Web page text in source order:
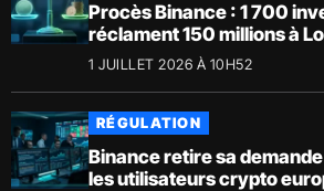
Procès Binance : 1 700
réclament 150 millions à
1 JUILLET 2026 À 10H52
RÉGULATION
Binance retire sa
les utilisateurs crypto